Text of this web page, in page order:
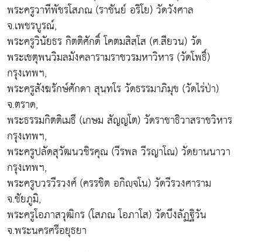
พระครูวาทีพัชรโสภณ (ราชันย์ อริโย) วัดวังศาล
จ.เพชรบูรณ์,
พระครูวินัยธร กิตติศักดิ์ โคตมสิสฺโส (ศ.สียวน) วัด
พระเชตุพนวิมลมังคลารามราชวรมหาวิหาร (วัดโพธิ์)
กรุงเทพฯ,
พระครูสังฆรักษ์ศักดา สุนฺทโร วัดธรรมาภิมุข (วัดไร่ป่า)
จ.ตราด,
พระธรรมกิตติเมธี (เกษม สัญญโต) วัดราชาธิวาสราชวิหาร
กรุงเทพฯ,
พระครูปลัดสุวัฒนวชิรคุณ (วีรพล วีรญาโณ) วัดยานนาวา
กรุงเทพฯ,
พระครูบวรวีรวงศ์ (ครรชิต อกิญฺจโน) วัดวีรวงศาราม
จ.ชัยภูมิ,
พระครูโอภาสวุฒิกร (โสภณ โอภาโส) วัดบึงลัฏฐิวัน
จ.พระนครศรีอยุธยา